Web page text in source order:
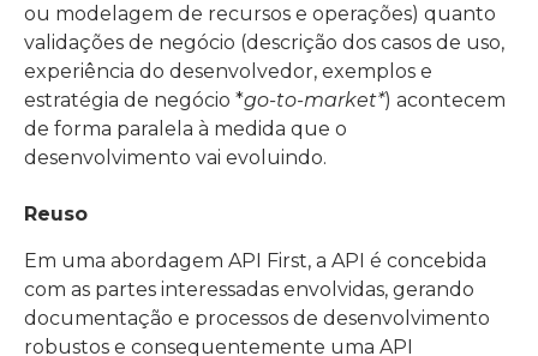
ou modelagem de recursos e operações) quanto
validações de negócio (descrição dos casos de uso,
experiência do desenvolvedor, exemplos e
estratégia de negócio *go-to-market*) acontecem
de forma paralela à medida que o
desenvolvimento vai evoluindo.
Reuso
Em uma abordagem API First, a API é concebida
com as partes interessadas envolvidas, gerando
documentação e processos de desenvolvimento
robustos e consequentemente uma API